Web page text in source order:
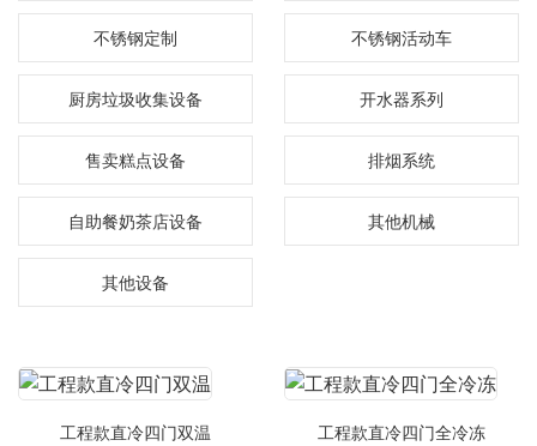
不锈钢定制 不锈钢活动车
厨房垃圾收集设备 开水器系列
售卖糕点设备 排烟系统
自助餐奶茶店设备 其他机械
其他设备
工程款直冷四门双温 工程款直冷四门全冷冻